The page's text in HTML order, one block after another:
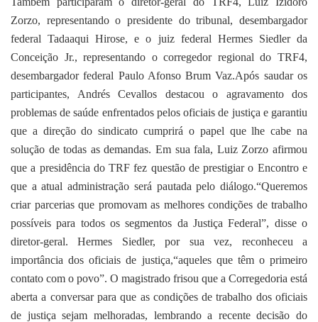
Zorzo, representando o presidente do tribunal, desembargador
federal Tadaaqui Hirose, e o juiz federal Hermes Siedler da
Conceição Jr., representando o corregedor regional do TRF4,
desembargador federal Paulo Afonso Brum Vaz.Após saudar os
participantes, Andrés Cevallos destacou o agravamento dos
problemas de saúde enfrentados pelos oficiais de justiça e garantiu
que a direção do sindicato cumprirá o papel que lhe cabe na
solução de todas as demandas. Em sua fala, Luiz Zorzo afirmou
que a presidência do TRF fez questão de prestigiar o Encontro e
que a atual administração será pautada pelo diálogo.“Queremos
criar parcerias que promovam as melhores condições de trabalho
possíveis para todos os segmentos da Justiça Federal”, disse o
diretor-geral. Hermes Siedler, por sua vez, reconheceu a
importância dos oficiais de justiça,“aqueles que têm o primeiro
contato com o povo”. O magistrado frisou que a Corregedoria está
aberta a conversar para que as condições de trabalho dos oficiais
de justiça sejam melhoradas, lembrando a recente decisão do